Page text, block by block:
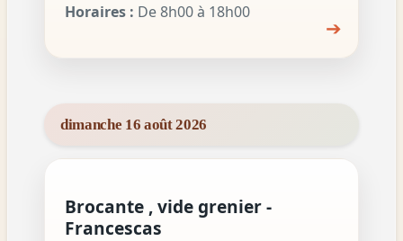
Horaires : De 8h00 à 18h00
➔
dimanche 16 août 2026
Brocante , vide grenier -
Francescas